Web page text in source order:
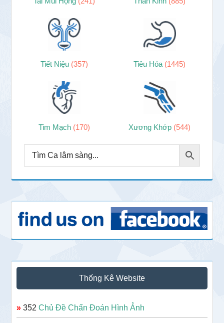
Tiết Niệu (357) Tiêu Hóa (1445)
Tim Mạch (170) Xương Khớp (544)
Thống Kê Website
» 352Chủ Đề Chẩn Đoán Hình Ảnh